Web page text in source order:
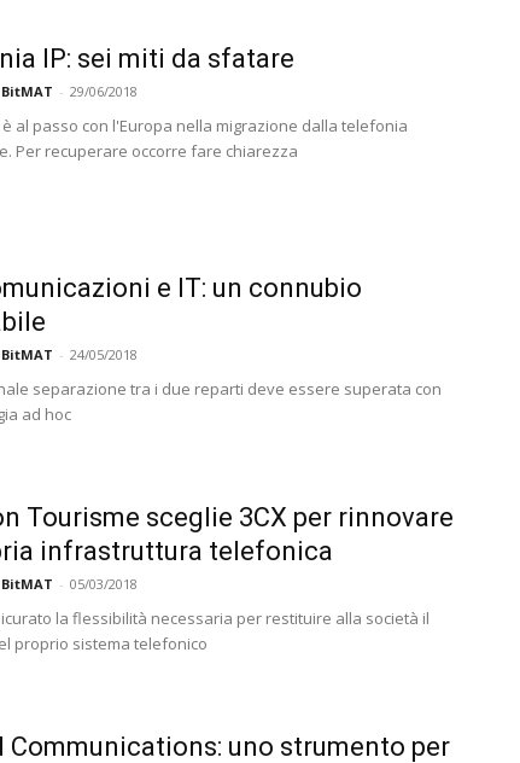
IP: sei miti da sfatare
- 29/06/2018
al passo con l'Europa nella migrazione dalla telefonia
Per recuperare occorre fare chiarezza
e IT: un connubio
- 24/05/2018
separazione tra i due reparti deve essere superata con
ad hoc
Tourisme sceglie 3CX per rinnovare
infrastruttura telefonica
- 05/03/2018
la flessibilità necessaria per restituire alla società il
proprio sistema telefonico
Communications: uno strumento per